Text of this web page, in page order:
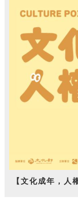
【文化成年，人